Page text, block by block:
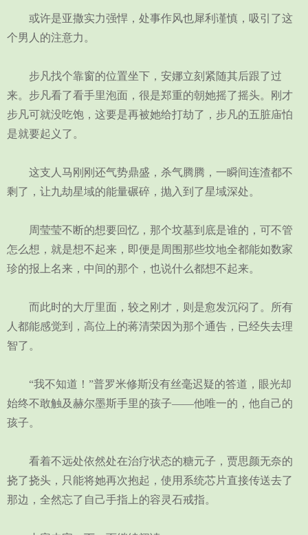
或许是亚撒实力强悍，处事作风也犀利谨慎，吸引了这
个男人的注意力。
步凡找个靠窗的位置坐下，安娜立刻紧随其后跟了过
来。步凡看了看手里泡面，很是郑重的朝她摇了摇头。刚才
步凡可就没吃饱，这要是再被她给打劫了，步凡的五脏庙怕
是就要起义了。
这支人马刚刚还气势鼎盛，杀气腾腾，一瞬间连渣都不
剩了，让九劫星域的能量碾碎，抛入到了星域深处。
周莹莹不断的想要回忆，那个坟墓到底是谁的，可不管
怎么想，就是想不起来，即便是周围那些坟地全都能如数家
珍的报上名来，中间的那个，也说什么都想不起来。
而此时的大厅里面，较之刚才，则是愈发沉闷了。所有
人都能感觉到，高位上的蒋清荣因为那个通告，已经失去理
智了。
“我不知道！”普罗米修斯没有丝毫迟疑的答道，眼光却
始终不敢触及赫尔墨斯手里的孩子——他唯一的，他自己的
孩子。
看着不远处依然处在治疗状态的糖元子，贾思颜无奈的
挠了挠头，只能将她再次抱起，使用系统芯片直接传送去了
那边，全然忘了自己手指上的容灵石戒指。